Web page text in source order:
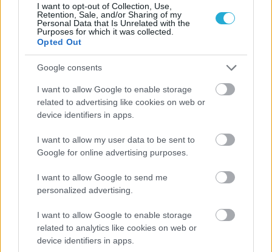
I want to opt-out of Collection, Use,
Retention, Sale, and/or Sharing of my
Personal Data that Is Unrelated with the
Purposes for which it was collected.
Opted Out
Google consents
I want to allow Google to enable storage
related to advertising like cookies on web or
device identifiers in apps.
I want to allow my user data to be sent to
Google for online advertising purposes.
I want to allow Google to send me
personalized advertising.
I want to allow Google to enable storage
related to analytics like cookies on web or
device identifiers in apps.
06/08/2026
Η FIVB σχεδιάζει να διοργανώσει το Παγκόσμιο
Πρωτάθλημα τον Δεκέμβριο – Αντιδρούν οι σύλλογοι
06/08/2026
Έτοιμη για… υψηλές πτήσεις η Μπενφίκα του Ψάρρα
με τον «Ιπτάμενο Ολλανδό» Βίλτενμπουργκ
Ισόπαλο το πρωτο φιλικό τεστ της Εθνικής στο
Ουρμπίνο
ΓΝΩΜΕΣ